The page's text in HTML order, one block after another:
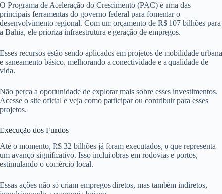
O Programa de Aceleração do Crescimento (PAC) é uma das
principais ferramentas do governo federal para fomentar o
desenvolvimento regional. Com um orçamento de R$ 107 bilhões para
a Bahia, ele prioriza infraestrutura e geração de empregos.
Esses recursos estão sendo aplicados em projetos de mobilidade urbana
e saneamento básico, melhorando a conectividade e a qualidade de
vida.
Não perca a oportunidade de explorar mais sobre esses investimentos.
Acesse o site oficial e veja como participar ou contribuir para esses
projetos.
Execução dos Fundos
Até o momento, R$ 32 bilhões já foram executados, o que representa
um avanço significativo. Isso inclui obras em rodovias e portos,
estimulando o comércio local.
Essas ações não só criam empregos diretos, mas também indiretos,